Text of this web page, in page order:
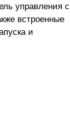
управления с
встроенные
и